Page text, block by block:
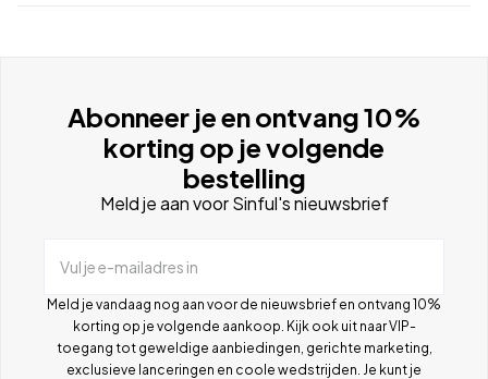
Abonneer je en ontvang 10%
korting op je volgende
bestelling
Meld je aan voor Sinful's nieuwsbrief
Vul je e-mailadres in
Meld je vandaag nog aan voor de nieuwsbrief en ontvang 10%
korting op je volgende aankoop. Kijk ook uit naar VIP-
toegang tot geweldige aanbiedingen, gerichte marketing,
exclusieve lanceringen en coole wedstrijden. Je kunt je